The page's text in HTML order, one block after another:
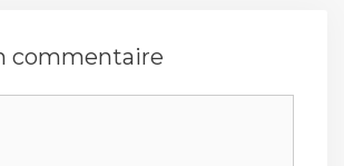
commentaire